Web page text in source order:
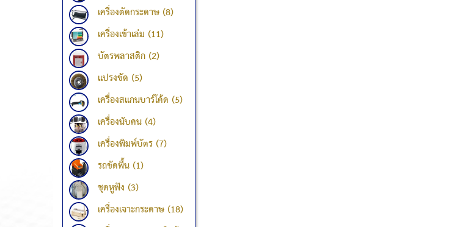
เครื่องตัดกระดาษ (8)
เครื่องเข้าเล่ม (11)
บัตรพลาสติก (2)
แปรงขัด (5)
เครื่องสแกนบาร์โค้ด (5)
เครื่องนับคน (4)
เครื่องพิมพ์บัตร (7)
รถขัดพื้น (1)
ชุดหูฟัง (3)
เครื่องเจาะกระดาษ (18)